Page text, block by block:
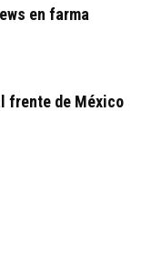
en farma
frente de México